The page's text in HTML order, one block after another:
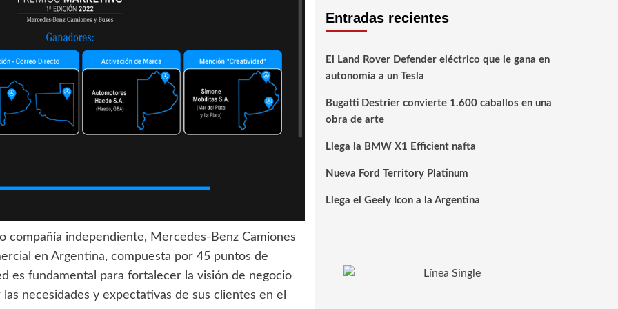
compañía independiente, Mercedes-Benz Camiones
en Argentina, compuesta por 45 puntos de
es fundamental para fortalecer la visión de negocio
necesidades y expectativas de sus clientes en el
Entradas recientes
El Land Rover Defender eléctrico que le gana en
autonomía a un Tesla
Bugatti Destrier convierte 1.600 caballos en una
obra de arte
Llega la BMW X1 Efficient nafta
Nueva Ford Territory Platinum
Llega el Geely Icon a la Argentina